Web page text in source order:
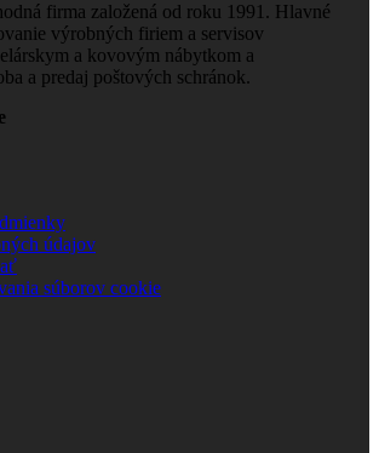
firma založená od roku 1991. Hlavné
výrobných firiem a servisov
a kovovým nábytkom a
a predaj poštových schránok.
údajov
súborov cookie